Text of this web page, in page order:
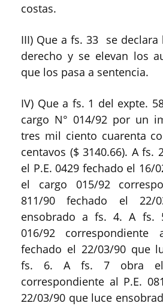
costas.
III) Que a fs. 33 se declara
derecho y se elevan los
que los pasa a sentencia.
IV) Que a fs. 1 del expte.
cargo N° 014/92 por un
tres mil ciento cuarenta
centavos ($ 3140.66). A fs.
el P.E. 0429 fechado el 16/
el cargo 015/92
811/90 fechado el 22/
ensobrado a fs. 4. A fs.
016/92 correspondiente
fechado el 22/03/90 que
fs. 6. A fs. 7 obra el
correspondiente al P.E.
22/03/90 que luce